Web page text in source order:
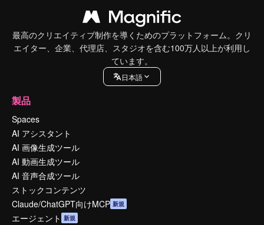
最高のクリエイティブ制作を導くためのプラットフォーム。クリ
エイター、企業、代理店、スタジオを含む100万人以上が利用し
ています。
日本語
製品
Spaces
AI アシスタント
AI 画像生成ツール
AI 動画生成ツール
AI 音声合成ツール
ストックコンテンツ
Claude/ChatGPT向けMCP 新規
エージェント 新規